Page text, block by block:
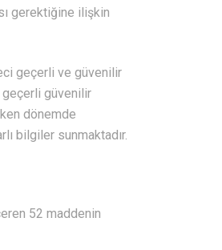
gerektiğine ilişkin
geçerli ve güvenilir
geçerli güvenilir
dönemde
bilgiler sunmaktadır.
52 maddenin